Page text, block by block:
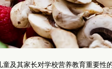
及其家长对学校营养教育重要性